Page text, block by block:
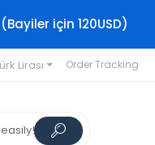
için 120USD)
Lirası Order Tracking